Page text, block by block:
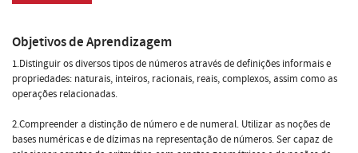
Objetivos de Aprendizagem
1.Distinguir os diversos tipos de números através de definições informais e
propriedades: naturais, inteiros, racionais, reais, complexos, assim como as
operações relacionadas.
2.Compreender a distinção de número e de numeral. Utilizar as noções de
bases numéricas e de dízimas na representação de números. Ser capaz de